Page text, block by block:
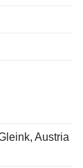
Austria